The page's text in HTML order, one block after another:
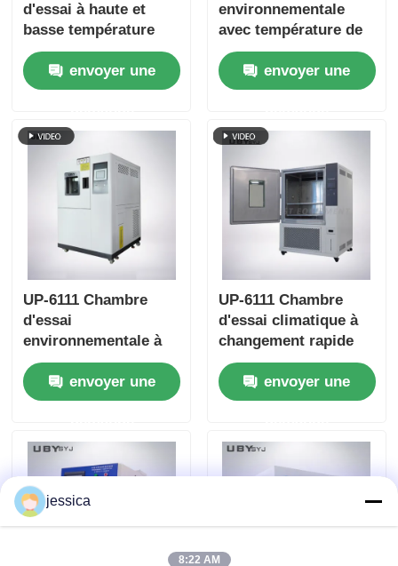
d'essai à haute et
basse température
avec une plage de -70
à 180 °C 20% à 98%
d'humidité et contrôle
tactile
envoyer une
environnementale
avec température de
stockage à froid
personnalisable Porte
en verre trempé à
intérieur en acier
envoyer une
UP-6111 Chambre
d'essai
environnementale à
température rapide et
à haute humidité avec
générateur de vapeur
envoyer une
UP-6111 Chambre
d'essai climatique à
changement rapide
de température avec
transitions de
température rapides
programmable
envoyer une
jessica
8:22 AM